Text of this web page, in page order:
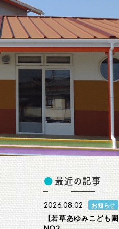
最近の記事
2026.08.02 お知らせ
【若草あゆみこども園